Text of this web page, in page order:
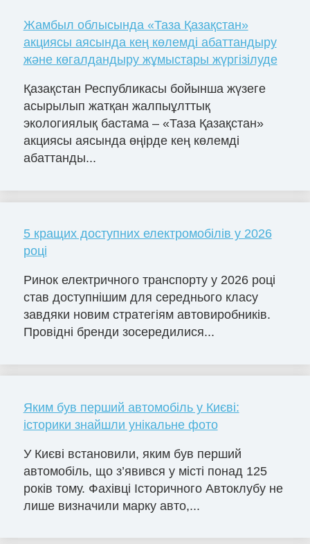
Жамбыл облысында «Таза Қазақстан»
акциясы аясында кең көлемді абаттандыру
және көгалдандыру жұмыстары жүргізілуде
Қазақстан Республикасы бойынша жүзеге
асырылып жатқан жалпыұлттық
экологиялық бастама – «Таза Қазақстан»
акциясы аясында өңірде кең көлемді
абаттанды...
5 кращих доступних електромобілів у 2026
році
Ринок електричного транспорту у 2026 році
став доступнішим для середнього класу
завдяки новим стратегіям автовиробників.
Провідні бренди зосередилися...
Яким був перший автомобіль у Києві:
історики знайшли унікальне фото
У Києві встановили, яким був перший
автомобіль, що з’явився у місті понад 125
років тому. Фахівці Історичного Автоклубу не
лише визначили марку авто,...